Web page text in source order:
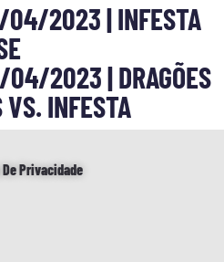
04/2023 | INFESTA
04/2023 | DRAGÕES
VS. INFESTA
Privacidade